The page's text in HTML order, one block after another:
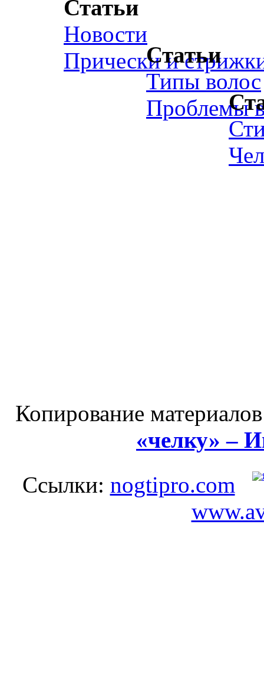
Статьи
Новости
Прически иСтатьи
Типы волос
Проблемы
Копирование
«челку» –
Ссылки: nogtipro.com